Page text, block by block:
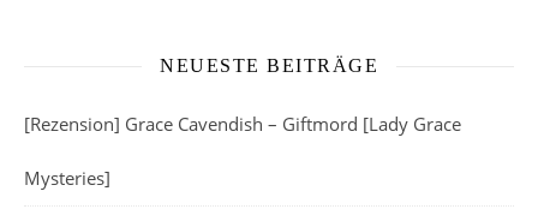
NEUESTE BEITRÄGE
[Rezension] Grace Cavendish – Giftmord [Lady Grace
Mysteries]